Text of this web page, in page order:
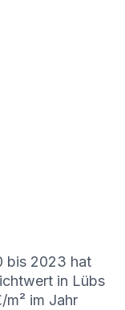
bis 2023 hat
in Lübs
im Jahr